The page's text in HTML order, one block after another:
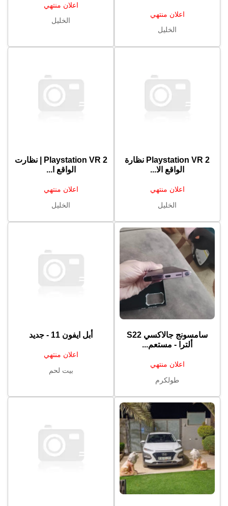
اعلان منتهي
الخليل
اعلان منتهي
الخليل
Playstation VR 2 نظارة
الواقع الا...
اعلان منتهي
الخليل
Playstation VR 2 | نظارت
الواقع ا...
اعلان منتهي
الخليل
سامسونج جالاكسي S22
ألترا - مستعم...
اعلان منتهي
طولكرم
أبل ايفون 11 - جديد
اعلان منتهي
بيت لحم